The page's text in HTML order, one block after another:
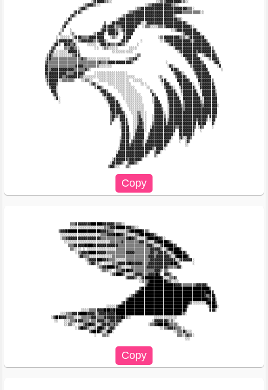
                        ░▒▓▓▓▓▓▒▒░░                       ░░▒▒▒▓▓▓▓▓▓▓▓▒▒░░
                    ░▒▓▓▓▒▒░░                       ░░▒▒▓▓▓▓▓▓▓▓▓▓▒▒░░
                 ░▒▓▓▒░                        ░▒▒▓▓▓▓▓▓▓▓▓▓▓▓▓▓▓▓▓▓▓▓▓▓▓▓▒▒▒░
               ▒▓▓▒░                       ░▒▒▓▓▓▓▓▓▓▓▓▓▓▓▓▓▓▓▓▓▓▓▓▓▓▓▓▓▒▒▒▒▒▒▒▒▒░░
             ▒▓▒░                       ░▒▓▓▓▓▓▓▓▓▓▓▓▓▓▓▓▓▓▓▓▓▓▓▓▓▓▒░
           ░▓▒                       ░▒▓▓▓▓▓▓▓▓▓▓▓▓▓▓▓▓▓▓▓▓▓▓▓▓▓▓▓▓▓▓▒▒░
          ▒▓░                  ▒  ░▓▓▓▓▓▓▓▓▓▓▓▓▓▓▓░░░▓▓▓▓▓▓▓▓▓▓▓▓▓▓▓▓▓▓▓▓▒░
         ▒▓                   ▒▓▒▓▓▓▒▒▒▒▓▓▓▓▓▓▓▓░  ░▒▒▒░░░░▒▒▒▒▓▓▓▓▓▓▓▓▓▓▓▓▓▒░
        ░▒   ░               ▒▓▓▒▓▓▓▓▒░░▒▓▓▓▓▓▓                   ░░▒▓▓▓▓▓▓▓▓▓▓░
       ▒░    ░▒░         ░▒▓▓▓▓░ ▓▓▓▓▓░  ▒▓▓▓▓                         ░▒▓▓▓▓▓▓▓▓░
      ░ ░░░░░ ░▒▓▓▓▒▒▒▒▓▓▓▓▓▓▓▓   ░▒▒░   ▓▓▓▓              ░▒▒▓▓▓▓▓▓▓▓▒▒▒░░▒▓▓▓▓▓▓▓░
      ▒▓▓▓▓▓▓▓▒ ░▒▒▓▓▓▓▓▓▒▒▒▓▓▓▒░      ░▓▓▓▒      ░         ░░▒▓▓▓▓▓▓▓▓▓▓▓▓▓▒▒▓▓▓▓▓▓▒
    ░▓▓▒  ▓▓▓▒▒▓░     ░░░░░ ░▓▓▓▒▓▒▒▒▒▓▓▒▒░     ░               ░▒▓▓▓▓▓▓▓▓▓▓▓▓▓▓▓▓▓▓▓▓░
   ▒▓▒    ▒▒▒▓▓▒▒░        ░░  ░▒▒░░░░░      ░░░░                   ░▓▓▓▓▓▓▓▓▓▓▓▓▓▓▓▓▓▓▓▒
  ▒▓▒ ░░░░░░▓▓▓▓▓▒                 ░░░░░░░░░░░                       ░▒▓▓▓▓▓▓▓▓▒▓▓▓▓▓▓▓▓▒
▒▓▒░░░░░░░░░░▒▒▓▓░                            ░▒▒                     ░▓▓▓▓▓▓▓▒  ░▒▓▓▓▓▓▒
░▓▓▒▒▒▒▒▒▒▒▒▒▒▒▒▒▒▒▓▒▒░░░░░░░░░░░░        ░░▒▒▓▓░                        ▒▓▓▓▓▓▓▓░   ░▒▓▓▓▒
▒▓▒▒▒▒▒▒▒▒▒▒▒▒▒▒▒▒▒▒▒▒▒▒▒▒▒▒▓▒▒▒▒▓▓▓▓▓▓▓▓▓▓▓▓▒░                ░          ░▓▓▓▓▓▓▓▒     ▒▓▓░
▓▓▒▒▒▒▒▒▒▒▒▒▒▒▒▒▓▓▓▓▒▒▒▒▒▒▒▒░░░░░░░                             ░▓▒░        ▒▓▓▓▓▓▓▓      ░▓
▓▓▒▓▓▓▓▓▓▓▓▓▓▓▓▒▒▒▒▒▒▓▒░                                          ▓▓▓▒       ▒▓▓▓▓▓▓▓       ░
▓▓▓▓▓▓▓▓▓▓▓▒▒▒▒▓▓▓▓▓▒     ░░░░░░░░░░░░░░░░░                        ▒▓▓▓▒░     ▒▓▓▓▓▓▓▓
▒▓▓▓▓▓▓▓▓▒▒▓▓▓▓▓▓▓▒▒░░░░░░░░░░░░░░░░░░░░░░░░░░░            ░▒░      ▒▓▓▓▓▒     ▒▓▓▓▓▓▓▓
░▓▓▓▓▓▓░░▒▒▒▒▒▒░   ░░▒▒░░   ░░░░░░░░░░░░░░░░  ░░░░░         ░▓▓░     ▓▓▓▓▓▓▒    ▓▓▓▓▓▓▓▒
▒▓▓▓▓▒                ░▒▓▒░     ░░░░░░░░░░░░     ░░░        ░▓▓▓░    ▓▓▓▓▓▓▓░  ░▓▓▓▓▓▓▓░
  ▒▓▓▓░                   ▒▓▓▒░     ░░░░░░░░░░░      ░░       ▒▓▓▓▒░  ░▓▓▓▓▓▓▓░  ▓▓▓▓▓▓▓▓
   ▓▓▓░                     ░▓▓▓▒     ░░░░░░░░░░       ▒░      ▓▓▓▓▓░  ▒▓▓▓▓▓▓▓░ ░▓▓▓▓▓▓▓░
    ▒▓▒                       ▒▓▓▓▒     ░░░░░░░░░░      ▓▒     ░▓▓▓▓▓░ ░▓▓▓▓▓▓▓▓░ ▓▓▓▓▓▓▓▒
     ░▓░                       ░▓▓▓▓▒    ░░░░░░░░░░     ░▓▓     ▓▓▓▓▓▓░ ▓▓▓▓▓▓▓▓▓░░▓▓▓▓▓▓▓
       ░                        ░▓▓▓▓▓░   ░░░░░░░░░     ░▓▓▓    ▒▓▓▓▓▓▓ ▒▓▓▓▓▓▓▓▓▒░▓▓▓▓▓▓▓
                                 ░▓▓▓▓▓░   ░░░░░░░░░     ▓▓▓▓   ░▓▓▓▓▓▓▒▒▓▓▓▓▓▓▓▓▓▒▓▓▓▓▓▓▓░
                                  ▓▓▓▓▓▓░   ░░░░░░░░     ▓▓▓▓▒  ░▓▓▓▓▓▓▓▒▓▓▓▓▓▓▓▓▓▓▓▓▓▓▓▓▓
                                  ▒▓▓▓▓▓▓▒   ░░░▒▒░░░    ▓▓▓▓▓░ ░▓▓▓▓▓▓▓▓▓▓▓▓▓▓▓▓▓▓▓▓▓▓▓▓▓
                                  ▒▓▓▒░▓▓▓░   ░░▒▓░░░   ░▓▓▓▓▓▒ ░▓▓▓▓▓▓▓▓▓▓▓▓▓▓▓▓▓▓▓▓ ▓▓▓▒
                                  ▒▓░  ▓▓▓▓   ░░▒▓▓░░   ░▓▓▓▓▓▓ ▒▓▓▓▓▓▓▓▓▓▓▓▓▓▓▒▓▓▓▓▒ ░▓▓
                                  ▒    ░▓▓▓░  ░░▒▓▓▒░   ▒▓▓▓▓▓▓░▓▓▓▓▓▓▓▓▓▓▓▓▓▓▓ ▓▓▓▓   ▓░
                                       ░▓▓▓▓  ░░▓▓▓▒░  ░▓▓▓▓▓▓▓▓▓▓▓▓▒▒▓▓▓▓▓▓▓▓▒ ░▓▒    ░
                                        ▓▓▓▓  ░▒▓▓▓▓░  ▓▓▓▓▓▓▓▓▓▓▓▓▓  ▓▓▓▓▓▓▓▓   ░
                                        ▓▓▓▓░ ░▓▓▓▓▓  ▒▓▓▓▓▓▓▓▓▓▓▓▓░  ▓▓▓▓▓▓▓▒
                                       ░▓▓▓▓░ ▒▓▓▓▓▓ ░▓▓▓▓▓▓▓▓▓▓▓▓░   ▒▓░░▓▓▒
                                       ▒▓▓▓▓ ▒▓▓▓▓▓▒░▓▓▓▓▓▓▓▓▓▓▓▓░    ░  ░▓▒
                                       ▓▓▓▓▓▒▓▓▓▓▓▓▒▓▓▓▓▓▓▓▓▓▓▓▒         ░░
                                      ░▓▓▓▓▓▓▓▓▓▓▓▓▓▓▓▓▓▒░▓▓▓▓░
                                     ░▓▓▓▓▓▓▓▓▓▓▓▓▓▓▓▓▒  ▒▓▓░
                                     ▓▓▓▓▓▓▓▓▓▓▓▓▓▓▓▒░   ▒░
                                   ░▓▓▓▓▓▓▓▒▓▓▓▓▓▓▒
                                  ░▓▓▓▓▓▒░ ▒▓▓▓▒░
             ▒▒▒▓▓▓▓▓▓▓▓██████▓▓▓▓▓▓▒▒▒▒░░
             ░░░░░░░░░░░░░░░░░░▒▒▒▓▓▓█████▓▓▓▒▒░░
       ▒▓▓▓██████████████████▓▓▓▓▒▒▒░░░░░░▒▒▓██████▓▒▒░
        ░░░░░░░░░░░░░░░░░░░░░▒▒▒▓▓▓▓███▓▓▒▒░░░░▒▒▓█████▓▓▒░
        ░▒▒▓▓▓▓▓▓▓▓▓▓▓▓▓▓▓▓▓▓▒▒▒▒▒▒▒▒▒▒▒▒▒▓▓█▓▓▒░░░░▒▓█████▓▓▒░
          ░░░░░░░░░░░░░░░░░░░░░░░░▒▒▒▒▒▒▓▒▒▒▒▒▒▒▒▓▓▓▒▒░░░▓▓█████▓▒░
            ▒▒▒▓▓▓▓▓▓████▓▓▓▓▓▓▓▓▓▓▓▓▓▒▒▒▒▒▒▒▒▒▒▒▒▒▒▒▓▓▓▒░░░▒▓█████▓▒
             ▒▒░░░░ ░ ░░░░░░░░░░░░░░░▒▒▒▒▒▒▒▒▒▒▒▒▒▒▒▒▒▒▓▓▓▓▓▒░░▒▓█████▓░
                ░▒▒▓▓▓▓████▓▓▓▓▓▒▒▒▒▒▒▒▒▒▒▓▓▓▓▓▒▒▒▒▒▒▒▒▓▓▒▒▓▓▓▓▒░░▒█████▓▒
                 ░▓▓▒▒▒░░░░░░░░░░░░▒▒▒▒▒▒▒▒▒▒▒▒▒▒▒▒▒▒▒▓▓▓▒▓▓▓▓▓▓▓▒░░▓█████▓░
                     ░▒▓▓▓▓███▓▓▓▒▒▒▒░░░░░▒▒▒▒▒▒▒▒▒▒▒▒▒▓▓▓▓▓▓▓▓▓▓▓▓▓░░▒▓▓▓▓▓▓░
                      ░▒▓▓▒▒░░ ░░░░▒▒▒▓▓▓▓▓▓█▓▓▓▓▓▓▒▒▒▓▓▓▓▓▓▓▓▓▓▓▓███▒░      ░
                           ░▒▒▓▓████▓▓▒▒░░░░░▒▒▒▒▒▒▒▒▓▓▓▓▓▓▓▓▓▓▓▒▒▒▒▒▓▓░
                             ░▒▒▒░░ ░▒▒▒▓▓██▓▓▒▒▒▒▒▒▒▒▒▒▒▓▓▓▒░▒▒░
                                  ░▒▓███▓▒░░░░▒▓▓▓▓▒▒▒▓▓▓▓█▓░ ▓▓▓▒░
                                          ▒▓▓▓▓▒░░▒▓█████████▓░░░▒▒▓▒
                                                 ░░▒▒▒▓████████▓▒▒░░░░
                                                    ▒▓██████████████▓▓▓▒▒▒▒▒▒▒▒▓▓▓▓▓▒
                                                 ▒▓███████████████████████████████████▒
                                               ▒▓██████████████████████████████████▓███▓
                                            ░▒▓████████████████████████████████████▓▒▒▓█▓
                                          ▒▓█████████████████████████████████████████▓▓▓█░
                                        ▒▓█████████████████████████████████▓▒░░░░░░░▓████▒
                                ░░░░░▒▓███████████████████████████████████▒          ░▓██▓░
                   ░░░░▒▒▒▒▓▓▓▓███▓▓█████████████████████████████████████▓            ▓▓▓░
        ░░░▒▒▒▓▓▓▓████▓▓▓▓▒▒▓▓▓▓▓▓▓▓▓██████████████████████████████████▓▒░
   ░▒▓██▓▓▓▒▒▒▒░░░░▒▒▒▒▒▓▓▓▒▒▒▒▓▓▓▓▓▓▓▓▓█▓▒░░            ░░░░░░░░░░░░
     ░░   ░░░▒▒▒▓▓▓▓▒▒▒░▒▒▒▓▓▓▓▒▒▒▓▓▓▓▓▓░               ░▓▓▓▓▓▓▓▒░▒░
          ░░▒▒░░ ░░░▒▓▓█▓▓▒░░▒▓▓▓▓▒▒▓▒░               ░▒▒▓▓█████▓▒▒▒▒░
                ░▒▓█▓▓▒░░░▒▓██▓▒░▒▓▓▒                       ░░▒▒▓▓▓▓▒▒▒░░
                       ▒▓███▓▒░░▓█▓░                               ░░▒▒▒▓▒░░░
                          ░   ▒▒▒░                                   ▒▒▒░▒▓▒▒░